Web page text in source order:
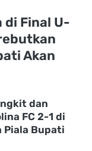
di Final U-
Akan
dan
FC 2-1 di
Piala Bupati